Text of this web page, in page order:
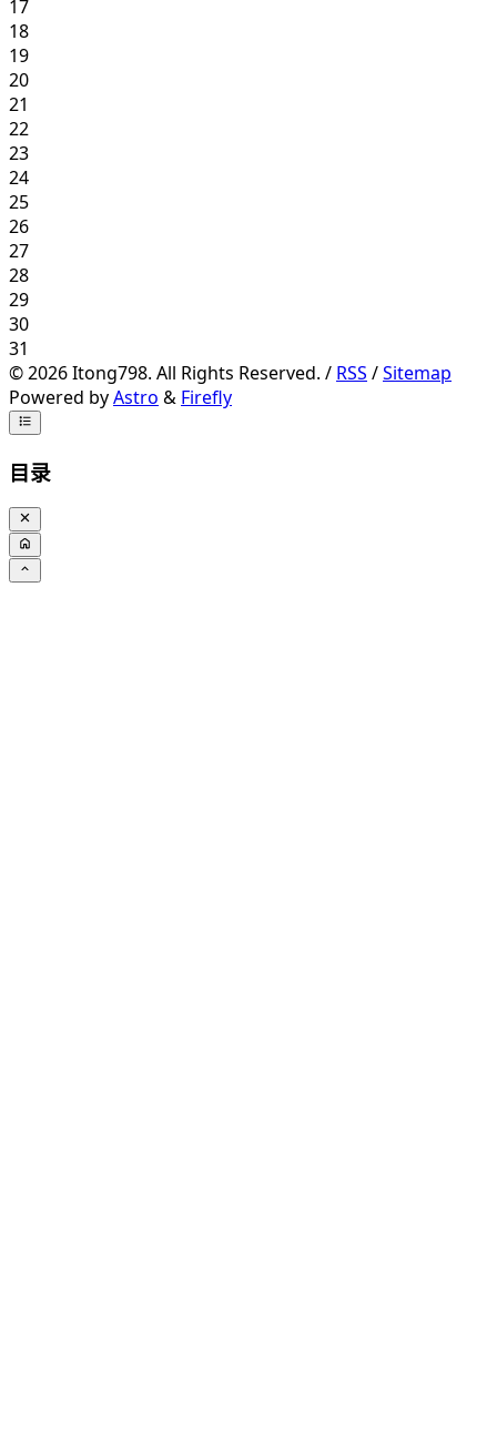
17
18
19
20
21
22
23
24
25
26
27
28
29
30
31
©2026Itong798. All Rights Reserved. / RSS /Sitemap
Powered byAstro & Firefly
目录